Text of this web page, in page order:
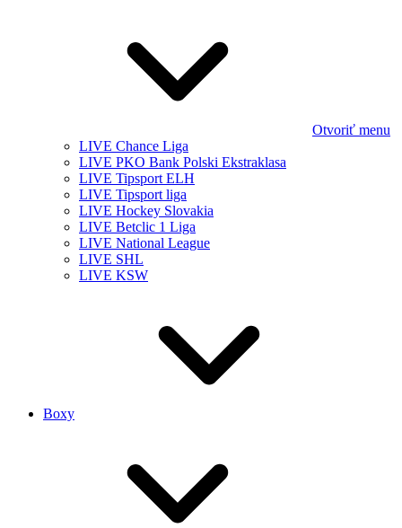
Otvoriť menu
LIVE Chance Liga
LIVE PKO Bank Polski Ekstraklasa
LIVE Tipsport ELH
LIVE Tipsport liga
LIVE Hockey Slovakia
LIVE Betclic 1 Liga
LIVE National League
LIVE SHL
LIVE KSW
Boxy